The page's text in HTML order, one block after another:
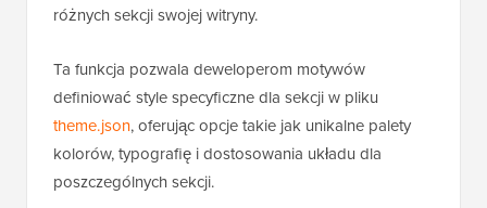
różnych sekcji swojej witryny.
Ta funkcja pozwala deweloperom motywów
definiować style specyficzne dla sekcji w pliku
theme.json, oferując opcje takie jak unikalne palety
kolorów, typografię i dostosowania układu dla
poszczególnych sekcji.